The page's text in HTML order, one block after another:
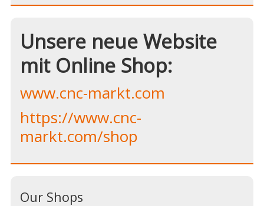
Unsere neue Website
mit Online Shop:
www.cnc-markt.com
https://www.cnc-
markt.com/shop
Our Shops